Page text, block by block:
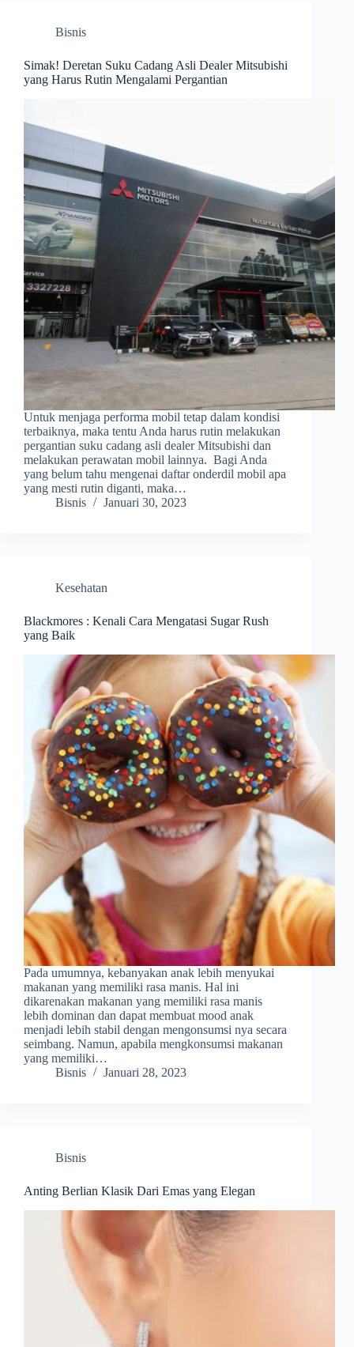
Bisnis
Simak! Deretan Suku Cadang Asli Dealer Mitsubishi
yang Harus Rutin Mengalami Pergantian
Untuk menjaga performa mobil tetap dalam kondisi
terbaiknya, maka tentu Anda harus rutin melakukan
pergantian suku cadang asli dealer Mitsubishi dan
melakukan perawatan mobil lainnya. Bagi Anda
yang belum tahu mengenai daftar onderdil mobil apa
yang mesti rutin diganti, maka…
Bisnis
Januari 30, 2023
Kesehatan
Blackmores : Kenali Cara Mengatasi Sugar Rush
yang Baik
Pada umumnya, kebanyakan anak lebih menyukai
makanan yang memiliki rasa manis. Hal ini
dikarenakan makanan yang memiliki rasa manis
lebih dominan dan dapat membuat mood anak
menjadi lebih stabil dengan mengonsumsi nya secara
seimbang. Namun, apabila mengkonsumsi makanan
yang memiliki…
Bisnis
Januari 28, 2023
Bisnis
Anting Berlian Klasik Dari Emas yang Elegan